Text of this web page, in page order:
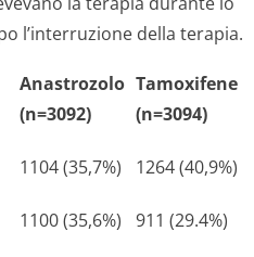
l’interruzione della terapia.
Anastrozolo
(n=3092)
Tamoxifene
(n=3094)
1104 (35,7%) 1264 (40,9%)
1100 (35,6%) 911 (29.4%)